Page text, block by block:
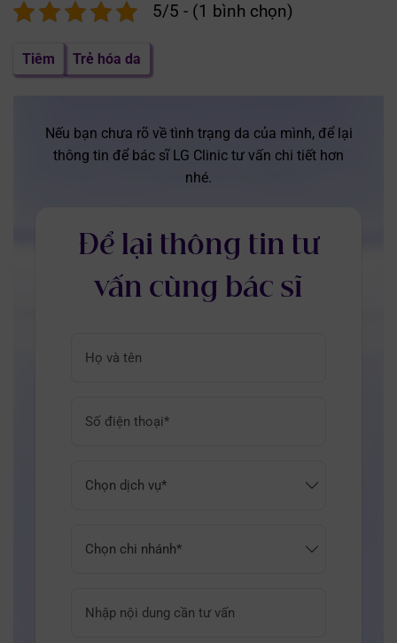
5/5 - (1 bình chọn)
Tiêm Trẻ hóa da
Nếu bạn chưa rõ về tình trạng da của mình, để lại
thông tin để bác sĩ LG Clinic tư vấn chi tiết hơn
nhé.
Để lại thông tin tư
vấn cùng bác sĩ